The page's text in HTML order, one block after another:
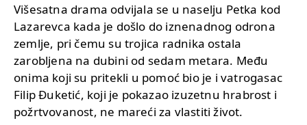
Višesatna drama odvijala se u naselju Petka kod
Lazarevca kada je došlo do iznenadnog odrona
zemlje, pri čemu su trojica radnika ostala
zarobljena na dubini od sedam metara. Među
onima koji su pritekli u pomoć bio je i vatrogasac
Filip Đuketić, koji je pokazao izuzetnu hrabrost i
požrtvovanost, ne mareći za vlastiti život.